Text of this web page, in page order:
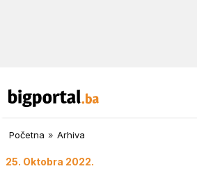
Početna » Arhiva
25. Oktobra 2022.